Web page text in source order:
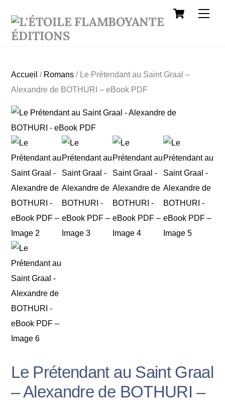
content
Cart
Accueil / Romans / Le Prétendant au Saint Graal –
Alexandre de BOTHURI – eBook PDF
Le Prétendant au Saint Graal
– Alexandre de BOTHURI –